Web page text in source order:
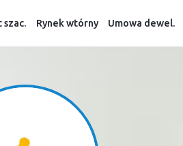
szac. Rynek wtórny Umowa dewel.